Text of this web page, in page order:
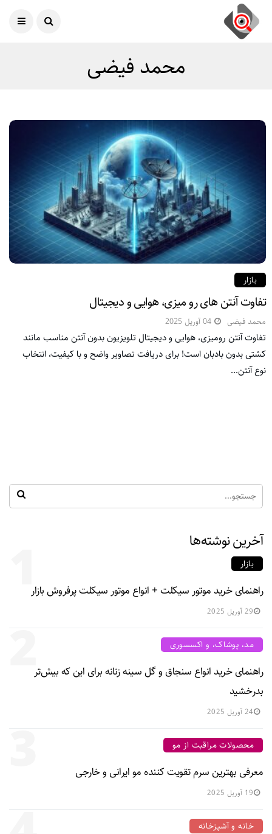
محمد فیضی
بازار
تفاوت آنتن های رو میزی، هوایی و دیجیتال
محمد فیضی 04 آوریل 2025
تفاوت آنتن رومیزی، هوایی و دیجیتال تلویزیون بدون آنتن مناسب مانند
کشتی بدون بادبان است! برای دریافت تصاویر واضح و با کیفیت، انتخاب
نوع آنتن...
آخرین نوشته‌ها 1 بازار
راهنمای خرید موتور سیکلت + انواع موتور سیکلت پرفروش بازار
29 آوریل 2025
2 مد، پوشاک، و اکسسوری
راهنمای خرید انواع سنجاق و گل سینه زنانه برای این که بیش‌تر
بدرخشید
24 آوریل 2025
محصولات مراقبت از مو
معرفی بهترین سرم تقویت کننده مو ایرانی و خارجی
19 آوریل 2025
خانه و آشپزخانه